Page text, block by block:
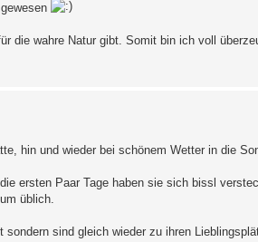
die wahre Natur gibt. Somit bin ich voll
hin und wieder bei schönem Wetter in die
ersten Paar Tage haben sie sich bissl
üblich.
sind gleich wieder zu ihren